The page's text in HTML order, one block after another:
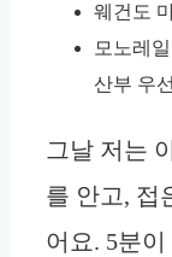
웨건도
모노레
산부 우
그날 저는
를 안고, 접
어요. 5분